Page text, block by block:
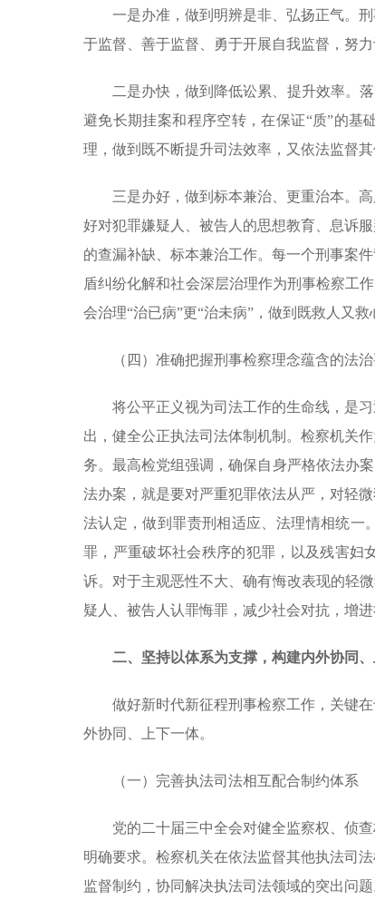
一是办准，做到明辨是非、弘扬正气。
于监督、善于监督、勇于开展自我监督，努
二是办快，做到降低讼累、提升效率。
避免长期挂案和程序空转，在保证“质”的基
理，做到既不断提升司法效率，又依法监督
三是办好，做到标本兼治、更重治本。
好对犯罪嫌疑人、被告人的思想教育、息诉
的查漏补缺、标本兼治工作。每一个刑事案
盾纠纷化解和社会深层治理作为刑事检察工
会治理“治已病”更“治未病”，做到既救人又救
（四）准确把握刑事检察理念蕴含的法
将公平正义视为司法工作的生命线，是
出，健全公正执法司法体制机制。检察机关
务。最高检党组强调，确保自身严格依法办
法办案，就是要对严重犯罪依法从严，对轻
法认定，做到罪责刑相适应、法理情相统一
罪，严重破坏社会秩序的犯罪，以及残害妇
诉。对于主观恶性不大、确有悔改表现的轻
疑人、被告人认罪悔罪，减少社会对抗，增进
二、坚持以体系为支撑，构建内外协同
做好新时代新征程刑事检察工作，关键
外协同、上下一体。
（一）完善执法司法相互配合制约体系
党的二十届三中全会对健全监察权、侦
明确要求。检察机关在依法监督其他执法司
监督制约，协同解决执法司法领域的突出问